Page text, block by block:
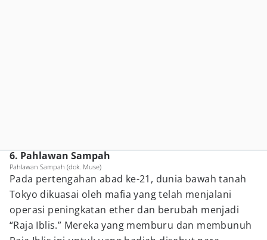
6. Pahlawan Sampah
Pahlawan Sampah (dok. Muse)
Pada pertengahan abad ke-21, dunia bawah tanah
Tokyo dikuasai oleh mafia yang telah menjalani
operasi peningkatan ether dan berubah menjadi
“Raja Iblis.” Mereka yang memburu dan membunuh